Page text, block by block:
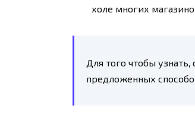
холе многих
Для того чтобы
предложенных